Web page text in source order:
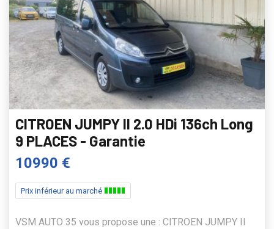
CITROEN JUMPY II 2.0 HDi 136ch Long
9 PLACES - Garantie
10990 €
Prix inférieur au marché
VSM AUTO 35 vous propose une : CITROEN JUMPY II